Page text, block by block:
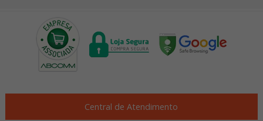
Central de Atendimento